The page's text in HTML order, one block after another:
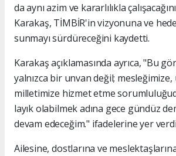
da aynı azim ve kararlılıkla
Karakaş, TİMBİR'in vizyonuna ve
sunmayı sürdüreceğini kaydetti.
Karakaş açıklamasında ayrıca, "Bu
yalnızca bir unvan değil;
milletimize hizmet etme
layık olabilmek adına gece gündüz
devam edeceğim." ifadelerine yer
Ailesine, dostlarına ve